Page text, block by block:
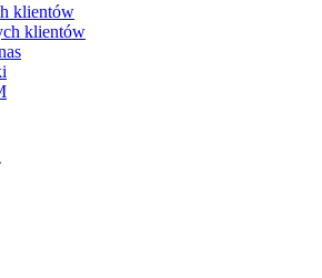
klientów
klientów